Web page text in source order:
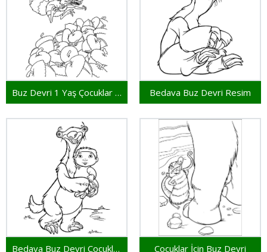
Buz Devri 1 Yaş Çocuklar İçin Bedava Buz Devri Resim
Bedava Buz Devri Çocuklar İçin Çocuklar İçin Buz Devri